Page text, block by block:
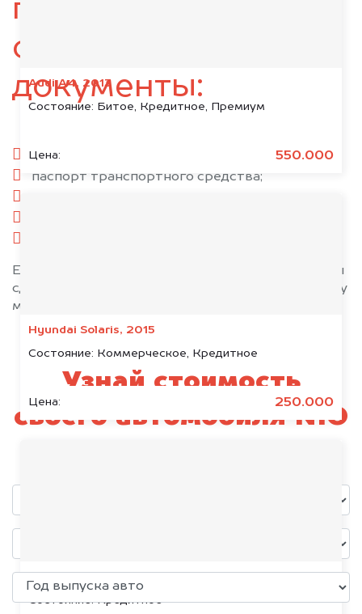
Audi A4, 2013
Состояние: Битое, Кредитное, Премиум
Цена: 550.000
Hyundai Solaris, 2015
Состояние: Коммерческое, Кредитное
Цена: 250.000
KIA K5, 2020
Состояние:Кредитное
подготовьте
следующие
документы:
паспорт гражданина РФ;
паспорт транспортного средства;
Если у вас нет всех документов, то наши юристы
сделают всё возможное, чтобы оформить сделку
максимально быстро!
Узнай стоимость
своего автомобиля NIO